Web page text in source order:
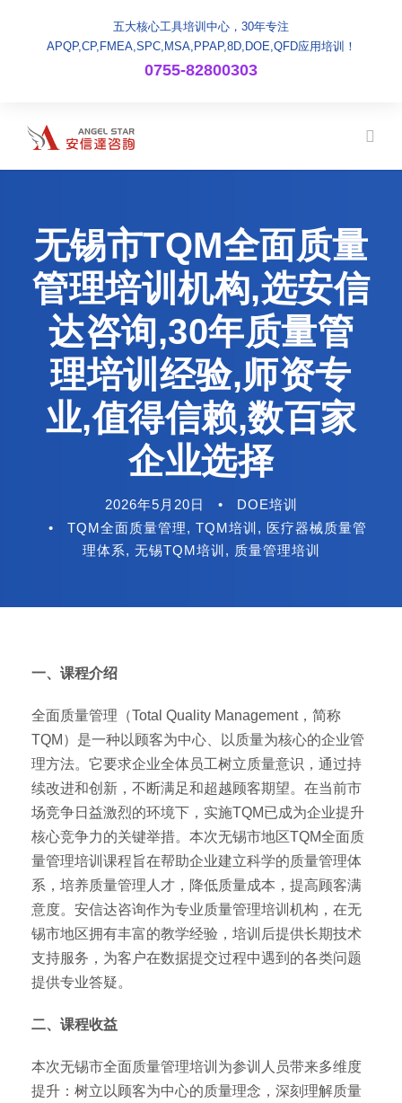
五大核心工具培训中心，30年专注
APQP,CP,FMEA,SPC,MSA,PPAP,8D,DOE,QFD应用培训！
0755-82800303
无锡市TQM全面质量
管理培训机构,选安信
达咨询,30年质量管
理培训经验,师资专
业,值得信赖,数百家
企业选择
2026年5月20日 •
DOE培训
•
TQM全面质量管理, TQM培训 , 医疗器械质量管
理体系, 无锡TQM培训 , 质量管理培训
一、课程介绍
全面质量管理（Total Quality Management，简称
TQM）是一种以顾客为中心、以质量为核心的企业管
理方法。它要求企业全体员工树立质量意识，通过持
续改进和创新，不断满足和超越顾客期望。在当前市
场竞争日益激烈的环境下，实施TQM已成为企业提升
核心竞争力的关键举措。本次无锡市地区TQM全面质
量管理培训课程旨在帮助企业建立科学的质量管理体
系，培养质量管理人才，降低质量成本，提高顾客满
意度。安信达咨询作为专业质量管理培训机构，在无
锡市地区拥有丰富的教学经验，培训后提供长期技术
支持服务，为客户在数据提交过程中遇到的各类问题
提供专业答疑。
二、课程收益
本次无锡市全面质量管理培训为参训人员带来多维度
提升：树立以顾客为中心的质量理念，深刻理解质量